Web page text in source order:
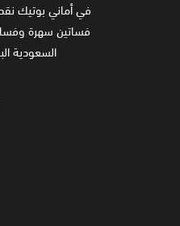
في أماني بوتيك
فساتين سهرة
السعودية